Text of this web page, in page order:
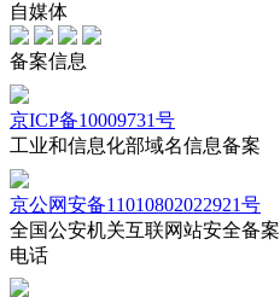
自媒体
备案信息
京ICP备10009731号
工业和信息化部域名信息备案
京公网安备11010802022921号
全国公安机关互联网站安全备案
电话